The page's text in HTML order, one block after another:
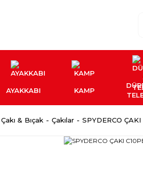
AYAKKABI KAMP
Çakı & Bıçak Çakılar SPYDERCO ÇAKI